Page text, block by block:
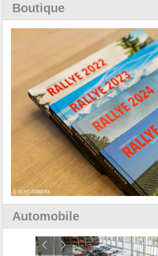
Boutique
Automobile